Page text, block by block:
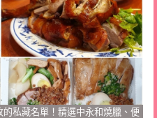
私藏名單！精選中永和燒臘、便